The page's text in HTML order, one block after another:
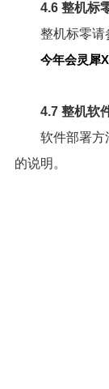
4.6 整机标
整机标零请
今年会灵犀
4.7 整机软
软件部署方
的说明。